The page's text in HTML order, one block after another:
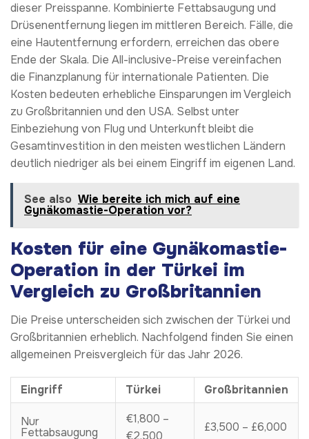
dieser Preisspanne. Kombinierte Fettabsaugung und
Drüsenentfernung liegen im mittleren Bereich. Fälle, die
eine Hautentfernung erfordern, erreichen das obere
Ende der Skala. Die All-inclusive-Preise vereinfachen
die Finanzplanung für internationale Patienten. Die
Kosten bedeuten erhebliche Einsparungen im Vergleich
zu Großbritannien und den USA. Selbst unter
Einbeziehung von Flug und Unterkunft bleibt die
Gesamtinvestition in den meisten westlichen Ländern
deutlich niedriger als bei einem Eingriff im eigenen Land.
See also Wie bereite ich mich auf eine
Gynäkomastie-Operation vor?
Kosten für eine Gynäkomastie-
Operation in der Türkei im
Vergleich zu Großbritannien
Die Preise unterscheiden sich zwischen der Türkei und
Großbritannien erheblich. Nachfolgend finden Sie einen
allgemeinen Preisvergleich für das Jahr 2026.
Eingriff Türkei Großbritannien
Nur
Fettabsaugung
€1,800 –
€2,500
£3,500 – £6,000